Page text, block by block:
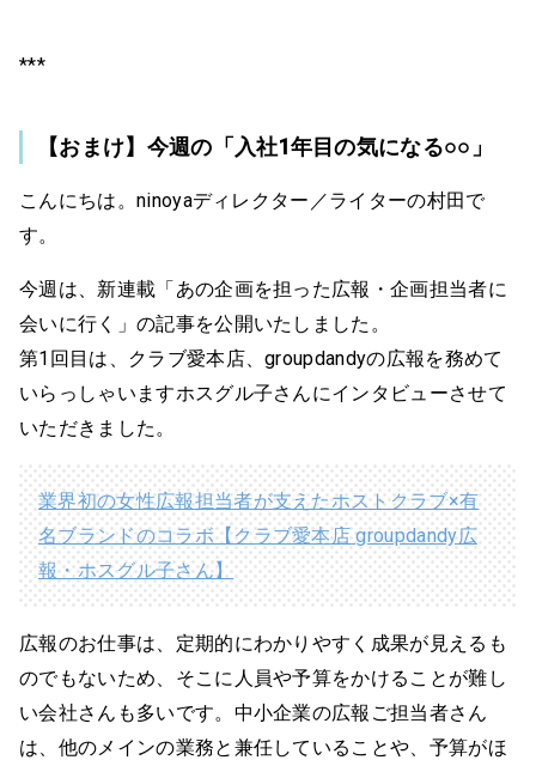
***
【おまけ】今週の「入社1年目の気になる○○」
こんにちは。ninoyaディレクター／ライターの村田で
す。
今週は、新連載「あの企画を担った広報・企画担当者に
会いに行く」の記事を公開いたしました。
第1回目は、クラブ愛本店、groupdandyの広報を務めて
いらっしゃいますホスグル子さんにインタビューさせて
いただきました。
業界初の女性広報担当者が支えたホストクラブ×有
名ブランドのコラボ【クラブ愛本店 groupdandy広
報・ホスグル子さん】
広報のお仕事は、定期的にわかりやすく成果が見えるも
のでもないため、そこに人員や予算をかけることが難し
い会社さんも多いです。中小企業の広報ご担当者さん
は、他のメインの業務と兼任していることや、予算がほ